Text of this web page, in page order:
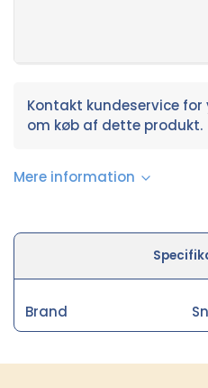
Kontakt kundeservice
om køb af dette produkt.
Mere information
Brand